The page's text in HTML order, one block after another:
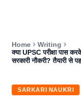
Contact
Navjagran
Home
Writing
क्या UPSC परीक्षा पास
सरकारी नौकरी? तैयारी से
SARKARI NAUKRI